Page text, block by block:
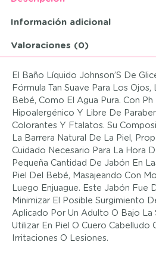
Información adicional
Valoraciones (0)
El Baño Líquido Johnson’S De
Fórmula Tan Suave Para Los
Bebé, Como El Agua Pura. Con
Hipoalergénico Y Libre De
Colorantes Y Ftalatos. Su
La Barrera Natural De La Piel,
Cuidado Necesario Para La Hora
Pequeña Cantidad De Jabón En
Piel Del Bebé, Masajeando Con
Luego Enjuague. Este Jabón Fue
Minimizar El Posible Surgimiento
Aplicado Por Un Adulto O Bajo La
Utilizar En Piel O Cuero Cabelludo
Irritaciones O Lesiones.